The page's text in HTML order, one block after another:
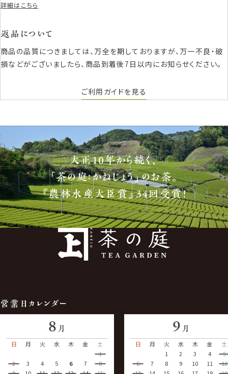
詳細はこちら
返品について
商品の品質につきましては、万全を期しておりますが、万一不良・破
損などがございましたら、商品到着後7日以内にお知らせください。
ご利用ガイドを見る
大正10年から続く、
「茶の庭：かねじょう」のお茶。
『農林水産大臣賞』34回受賞！
営業日カレンダー
8 月
日
月 火 水 木 金
土
1
2
3 4 5 6 7
8
9 月
日
月 火 水 木 金
土
1
2 3 4
5
6
7 8 9 10 11
12